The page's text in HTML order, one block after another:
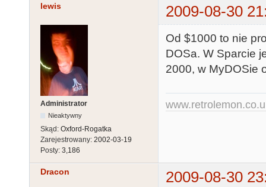
lewis 2009-08-30
Administrator
Nieaktywny
Skąd: Oxford-Rogatka
Zarejestrowany: 2002-03-19
Posty: 3,186
Od $1000 to nie
DOSa. W Sparcie
2000, w MyDOSie
Dracon 2009-08-30